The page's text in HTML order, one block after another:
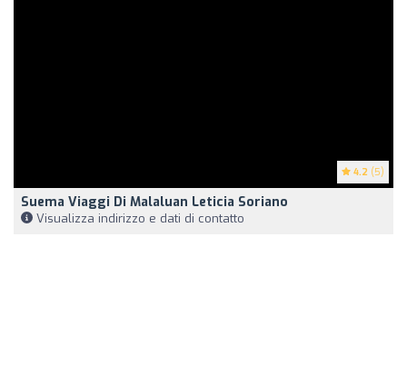
4.2 (5)
Suema Viaggi Di Malaluan Leticia Soriano
Visualizza indirizzo e dati di contatto